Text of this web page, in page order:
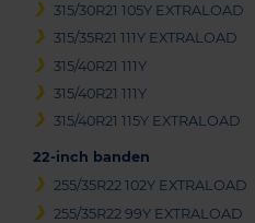
315/30R21 105Y EXTRALOAD
315/35R21 111Y EXTRALOAD
315/40R21 111Y
315/40R21 111Y
315/40R21 115Y EXTRALOAD
22-inch banden
255/35R22 102Y EXTRALOAD
255/35R22 99Y EXTRALOAD